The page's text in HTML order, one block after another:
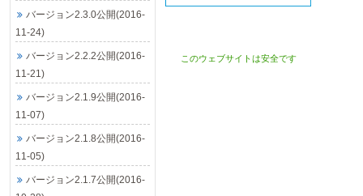
バージョン2.3.0公開(2016-
11-24)
バージョン2.2.2公開(2016-
11-21)
バージョン2.1.9公開(2016-
11-07)
バージョン2.1.8公開(2016-
11-05)
バージョン2.1.7公開(2016-
このウェブサイトは安全です